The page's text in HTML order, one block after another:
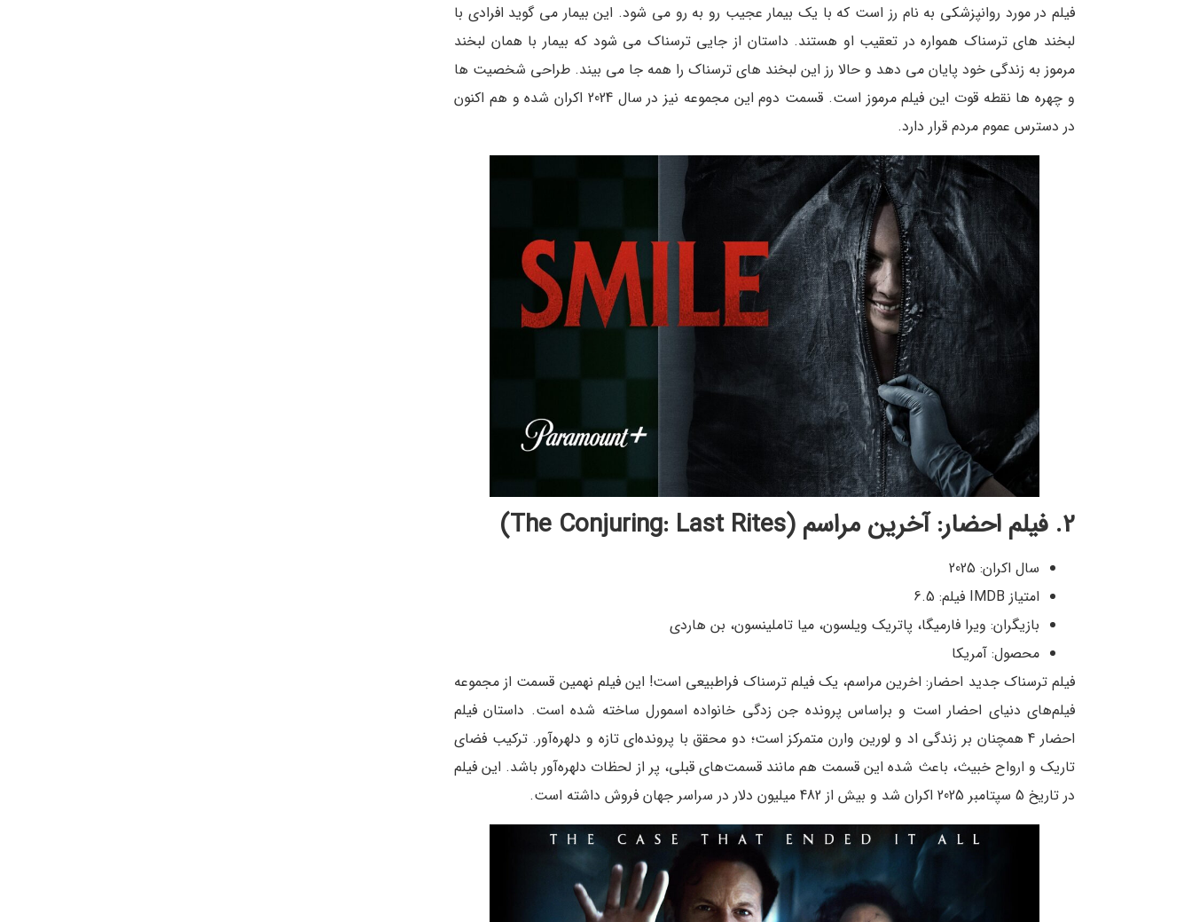
فیلم در مورد روانپزشکی به نام رز است که با یک بیمار عجیب رو به رو می شود. این بیمار می گوید افرادی با
لبخند های ترسناک همواره در تعقیب او هستند. داستان از جایی ترسناک می شود که بیمار با همان لبخند
مرموز به زندگی خود پایان می دهد و حالا رز این لبخند های ترسناک را همه جا می بیند. طراحی شخصیت ها
و چهره ها نقطه قوت این فیلم مرموز است. قسمت دوم این مجموعه نیز در سال 2024 اکران شده و هم اکنون
در دسترس عموم مردم قرار دارد.
2. فیلم احضار: آخرین مراسم (The Conjuring: Last Rites)
سال اکران: 2025
امتیاز IMDB فیلم: 6.5
بازیگران: ویرا فارمیگا، پاتریک ویلسون، میا تاملینسون، بن هاردی
محصول: آمریکا
فیلم ترسناک جدید احضار: اخرین مراسم، یک فیلم ترسناک فراطبیعی است! این فیلم نهمین قسمت از مجموعه
فیلم‌های دنیای احضار است و براساس پرونده جن زدگی خانواده اسمورل ساخته شده است. داستان فیلم
احضار 4 همچنان بر زندگی اد و لورین وارن متمرکز است؛ دو محقق با پرونده‌ای تازه و دلهره‌آور. ترکیب فضای
تاریک و ارواح خبیث، باعث شده این قسمت هم مانند قسمت‌های قبلی، پر از لحظات دلهره‌آور باشد. این فیلم
در تاریخ 5 سپتامبر 2025 اکران شد و بیش از 482 میلیون دلار در سراسر جهان فروش داشته است.